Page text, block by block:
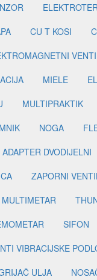
CU T KOSI
MIELE
MULTIPRAKTIK
NOGA
ADAPTER DVODIJELNI
ZAPORNI
MULTIMETAR
SIFON
VIBRACIJSKE
ULJA